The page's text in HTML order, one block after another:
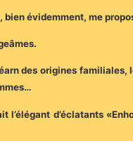
évidemment, me
des origines familiales,
d’éclatants